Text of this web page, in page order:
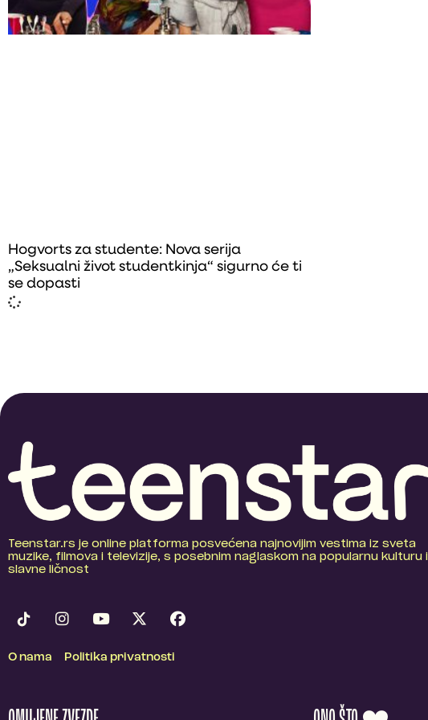
Hogvorts za studente: Nova serija
„Seksualni život studentkinja“ sigurno će ti
se dopasti
Teenstar.rs je online platforma posvećena najnovijim vestima iz sveta
muzike, filmova i televizije, s posebnim naglaskom na popularnu kulturu i
slavne ličnost
O nama Politika privatnosti